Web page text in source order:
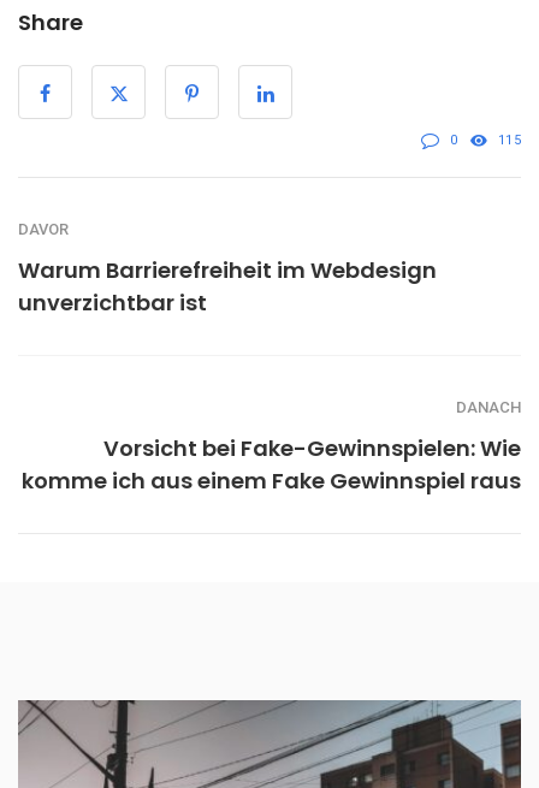
Share
0 115
DAVOR
Warum Barrierefreiheit im Webdesign
unverzichtbar ist
DANACH
Vorsicht bei Fake-Gewinnspielen: Wie
komme ich aus einem Fake Gewinnspiel raus